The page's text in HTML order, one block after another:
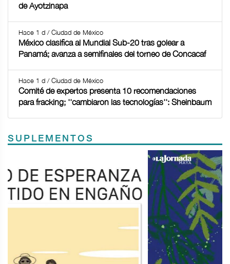
de Ayotzinapa
Hace 1 d / Ciudad de México
México clasifica al Mundial Sub-20 tras golear a
Panamá; avanza a semifinales del torneo de Concacaf
Hace 1 d / Ciudad de México
Comité de expertos presenta 10 recomendaciones
para fracking; ''cambiaron las tecnologías'': Sheinbaum
SUPLEMENTOS